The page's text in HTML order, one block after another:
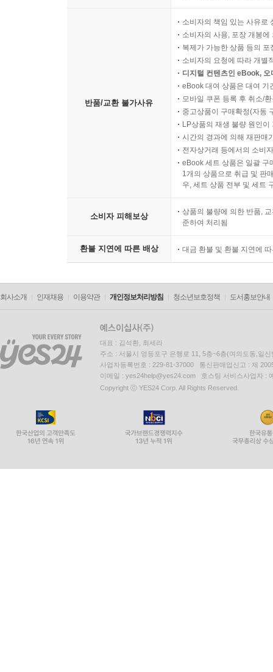
반품/교환 불가사유
소비자의 책임 있는 사유로
소비자의 사용, 포장 개봉
복제가 가능한 상품 등의
소비자의 요청에 따라 개별
디지털 컨텐츠인 eBook,
eBook 대여 상품은 대여 기
모바일 쿠폰 등록 후 취소/
중고상품이 구매확정(자동
LP상품의 재생 불량 원인
시간의 경과에 의해 재판매
전자상거래 등에서의 소비
eBook 세트 상품은 일괄 구
1개의 상품으로 취급 및 판
우, 세트 상품 전부 및 세트
소비자 피해보상
상품의 불량에 의한 반품,
준하여 처리됨
환불 지연에 따른 배상 대금 환불 및 환불 지연에
회사소개 인재채용 이용약관 개인정보처리방침 청소년보호정책 도서홍보안내
대표 : 김석환, 최세라
주소 : 서울시 영등포구 은행로 11, 5층~6층(여의도동,일신
사업자등록번호 : 229-81-37000 통신판매업신고 : 제
이메일 : yes24help@yes24.com 호스팅 서비스사업자 :
Copyright ⓒ YES24 Corp. All Rights Reserved.